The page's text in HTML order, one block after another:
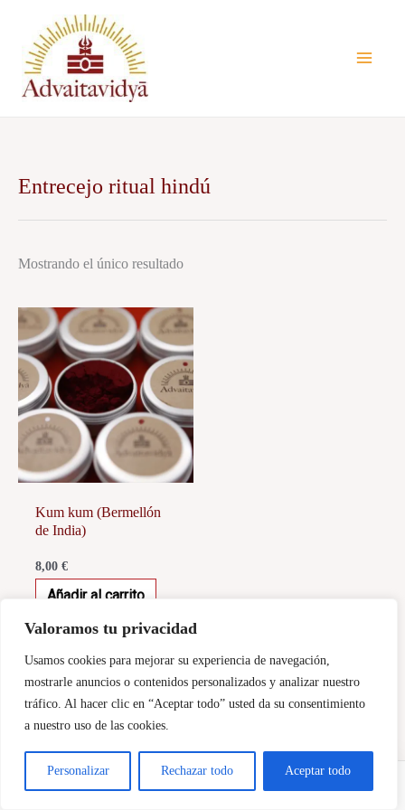
Valoramos tu privacidad
Usamos cookies para mejorar su experiencia de navegación,
mostrarle anuncios o contenidos personalizados y analizar nuestro
tráfico. Al hacer clic en “Aceptar todo” usted da su consentimiento
a nuestro uso de las cookies.
Personalizar Rechazar todo Aceptar todo
contenido
Entrecejo ritual hindú
Mostrando el único resultado
Kum kum (Bermellón
de India)
8,00€
Añadir al carrito